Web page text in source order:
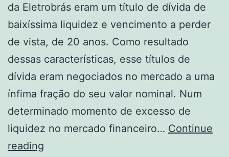
da Eletrobrás eram um título de dívida de
baixíssima liquidez e vencimento a perder
de vista, de 20 anos. Como resultado
dessas características, esse títulos de
dívida eram negociados no mercado a uma
ínfima fração do seu valor nominal. Num
determinado momento de excesso de
liquidez no mercado financeiro… Continue
reading